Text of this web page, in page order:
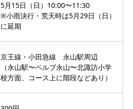
5月15日（日）10:00〜11:30
※小雨決行・荒天時は5月29日（日）
に延期
京王線・小田急線 永山駅周辺
（永山駅〜ベルブ永山〜北諏訪小学
校方面、コース上に階段などあり）